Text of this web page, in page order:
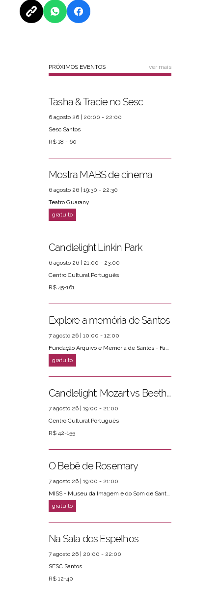
PRÓXIMOS EVENTOS ver mais
Tasha & Tracie no Sesc
6 agosto 26 | 20:00 - 22:00
Sesc Santos
R$ 18 - 60
Mostra MABS de cinema
6 agosto 26 | 19:30 - 22:30
Teatro Guarany
Candlelight Linkin Park
6 agosto 26 | 21:00 - 23:00
Centro Cultural Português
R$ 45-161
Explore a memória de Santos
7 agosto 26 | 10:00 - 12:00
Fundação Arquivo e Memória de Santos - Fams
Candlelight: Mozart vs Beethoven
7 agosto 26 | 19:00 - 21:00
Centro Cultural Português
R$ 42-155
O Bebê de Rosemary
7 agosto 26 | 19:00 - 21:00
MISS - Museu da Imagem e do Som de Santos
Na Sala dos Espelhos
7 agosto 26 | 20:00 - 22:00
SESC Santos
R$ 12-40